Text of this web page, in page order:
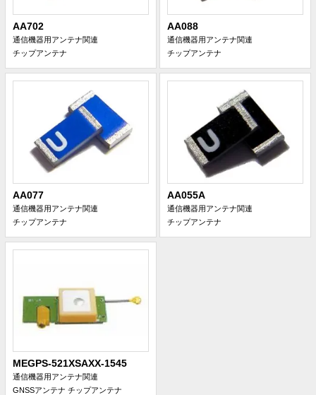
AA702
通信機器用アンテナ関連
チップアンテナ
AA088
通信機器用アンテナ関連
チップアンテナ
AA077
通信機器用アンテナ関連
チップアンテナ
AA055A
通信機器用アンテナ関連
チップアンテナ
MEGPS-521XSAXX-1545
通信機器用アンテナ関連
GNSSアンテナ チップアンテナ